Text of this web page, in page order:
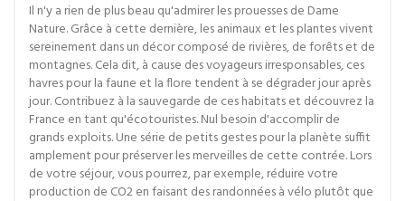
Il n'y a rien de plus beau qu'admirer les prouesses de Dame
Nature. Grâce à cette dernière, les animaux et les plantes vivent
sereinement dans un décor composé de rivières, de forêts et de
montagnes. Cela dit, à cause des voyageurs irresponsables, ces
havres pour la faune et la flore tendent à se dégrader jour après
jour. Contribuez à la sauvegarde de ces habitats et découvrez la
France en tant qu'écotouristes. Nul besoin d'accomplir de
grands exploits. Une série de petits gestes pour la planète suffit
amplement pour préserver les merveilles de cette contrée. Lors
de votre séjour, vous pourrez, par exemple, réduire votre
production de CO2 en faisant des randonnées à vélo plutôt que